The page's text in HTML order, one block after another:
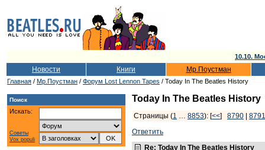
10.10.
Новости Книги Мр.Поустман
Главная / Мр.Поустман / Форум Lost Lennon Tapes / Today In The Beatles History
Поиск
Искать:
Советы
Vox populi
Today In The Beatles History
Страницы (1 … 8853): [<<] 8790
8791
Ответить
Re: Today In The Beatles History